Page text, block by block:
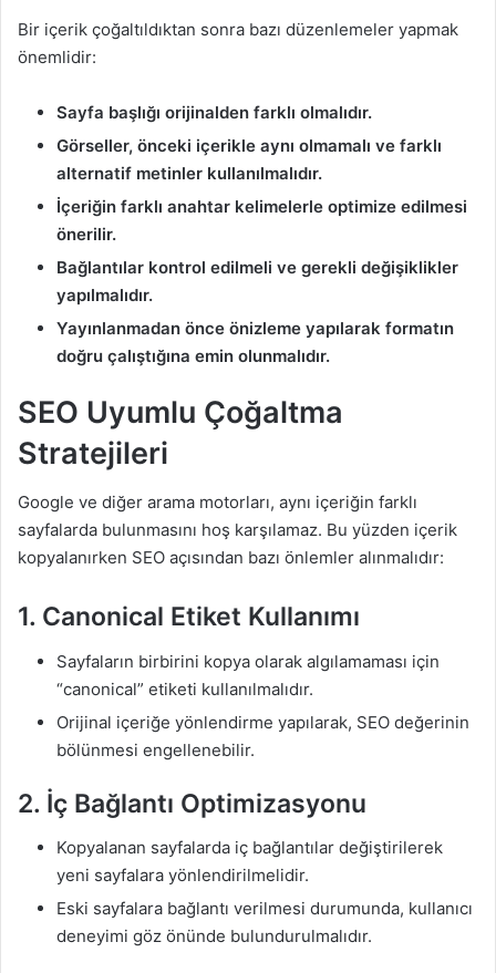
Bir içerik çoğaltıldıktan sonra bazı düzenlemeler yapmak
önemlidir:
Sayfa başlığı orijinalden farklı olmalıdır.
Görseller, önceki içerikle aynı olmamalı ve farklı
alternatif metinler kullanılmalıdır.
İçeriğin farklı anahtar kelimelerle optimize edilmesi
önerilir.
Bağlantılar kontrol edilmeli ve gerekli değişiklikler
yapılmalıdır.
Yayınlanmadan önce önizleme yapılarak formatın
doğru çalıştığına emin olunmalıdır.
SEO Uyumlu Çoğaltma
Stratejileri
Google ve diğer arama motorları, aynı içeriğin farklı
sayfalarda bulunmasını hoş karşılamaz. Bu yüzden içerik
kopyalanırken SEO açısından bazı önlemler alınmalıdır:
1. Canonical Etiket Kullanımı
Sayfaların birbirini kopya olarak algılamaması için
“canonical” etiketi kullanılmalıdır.
Orijinal içeriğe yönlendirme yapılarak, SEO değerinin
bölünmesi engellenebilir.
2. İç Bağlantı Optimizasyonu
Kopyalanan sayfalarda iç bağlantılar değiştirilerek
yeni sayfalara yönlendirilmelidir.
Eski sayfalara bağlantı verilmesi durumunda, kullanıcı
deneyimi göz önünde bulundurulmalıdır.